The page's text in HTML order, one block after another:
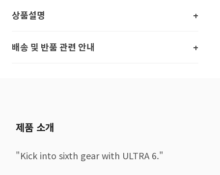
상품설명
배송 및 반품 관련 안내
제품 소개
"Kick into sixth gear with ULTRA 6."